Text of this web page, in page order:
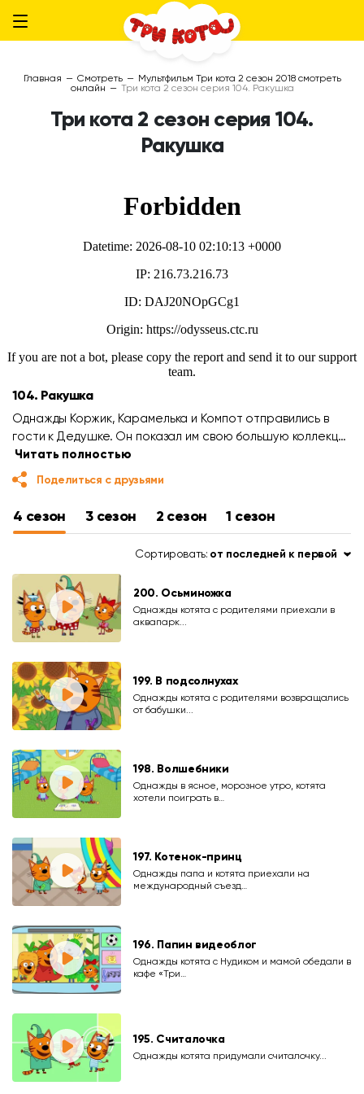
Главная — Смотреть — Мультфильм Три кота 2 сезон 2018 смотреть
онлайн — Три кота 2 сезон серия 104. Ракушка
Три кота 2 сезон серия 104.
Ракушка
104. Ракушка
Однажды Коржик, Карамелька и Компот отправились в
гости к Дедушке. Он показал им свою большую коллекц…
Читать полностью
Поделиться с друзьями
4 сезон 3 сезон 2 сезон 1 сезон
Сортировать: от последней к первой
200. Осьминожка
Однажды котята с родителями приехали в
аквапарк...
199. В подсолнухах
Однажды котята с родителями возвращались
от бабушки...
198. Волшебники
Однажды в ясное, морозное утро, котята
хотели поиграть в…
197. Котенок-принц
Однажды папа и котята приехали на
международный съезд…
196. Папин видеоблог
Однажды котята с Нудиком и мамой обедали в
кафе «Три…
195. Считалочка
Однажды котята придумали считалочку...